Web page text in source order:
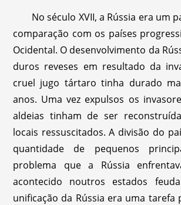
No século XVII, a Rússia era um
comparação com os países
Ocidental. O desenvolvimento da
duros reveses em resultado da
cruel jugo tártaro tinha durado
anos. Uma vez expulsos os
aldeias tinham de ser
locais ressuscitados. A divisão do
quantidade de pequenos
problema que a Rússia
acontecido noutros estados
unificação da Rússia era uma tarefa